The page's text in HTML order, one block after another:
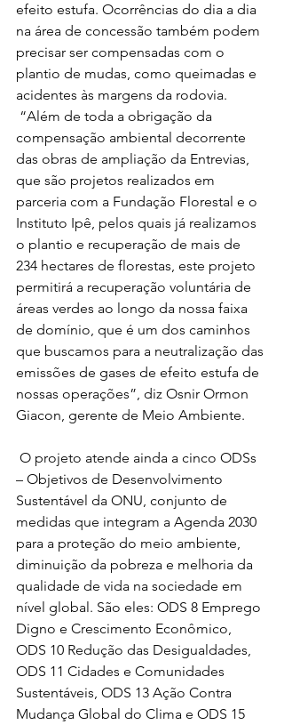
efeito estufa. Ocorrências do dia a dia
na área de concessão também podem
precisar ser compensadas com o
plantio de mudas, como queimadas e
acidentes às margens da rodovia.
compensação ambiental decorrente
das obras de ampliação da Entrevias,
que são projetos realizados em
parceria com a Fundação Florestal e o
Instituto Ipê, pelos quais já realizamos
o plantio e recuperação de mais de
234 hectares de florestas, este projeto
permitirá a recuperação voluntária de
áreas verdes ao longo da nossa faixa
de domínio, que é um dos caminhos
que buscamos para a neutralização das
emissões de gases de efeito estufa de
nossas operações”, diz Osnir Ormon
Giacon, gerente de Meio Ambiente.
– Objetivos de Desenvolvimento
Sustentável da ONU, conjunto de
medidas que integram a Agenda 2030
para a proteção do meio ambiente,
diminuição da pobreza e melhoria da
qualidade de vida na sociedade em
nível global. São eles: ODS 8 Emprego
Digno e Crescimento Econômico,
ODS 10 Redução das Desigualdades,
ODS 11 Cidades e Comunidades
Sustentáveis, ODS 13 Ação Contra
Mudança Global do Clima e ODS 15